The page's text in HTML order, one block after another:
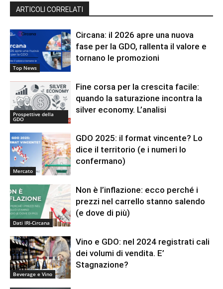
ARTICOLI CORRELATI
Top News
Circana: il 2026 apre una nuova
fase per la GDO, rallenta il valore e
tornano le promozioni
Prospettive della
GDO
Fine corsa per la crescita facile:
quando la saturazione incontra la
silver economy. L’analisi
Mercato
GDO 2025: il format vincente? Lo
dice il territorio (e i numeri lo
confermano)
Dati IRI-Circana
Non è l’inflazione: ecco perché i
prezzi nel carrello stanno salendo
(e dove di più)
Beverage e Vino
Vino e GDO: nel 2024 registrati cali
dei volumi di vendita. E’
Stagnazione?